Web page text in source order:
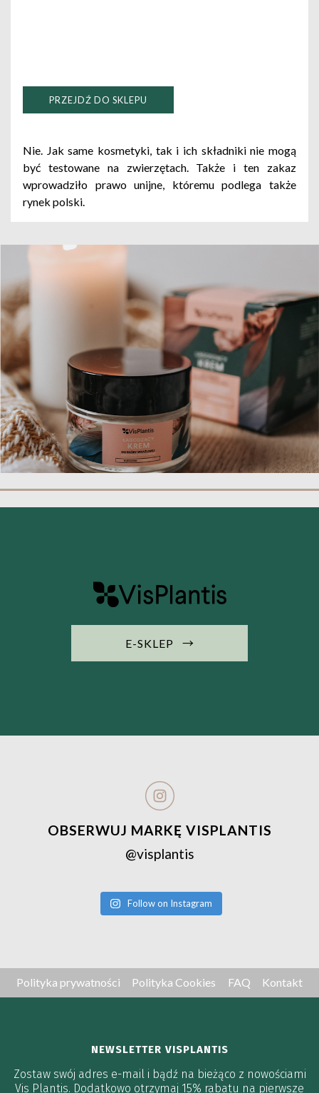
PRZEJDŹ DO SKLEPU
Nie. Jak same kosmetyki, tak i ich składniki nie mogą
być testowane na zwierzętach. Także i ten zakaz
wprowadziło prawo unijne, któremu podlega także
rynek polski.
E-SKLEP →
OBSERWUJ MARKĘ VISPLANTIS
@visplantis
Follow on Instagram
Polityka prywatności Polityka Cookies FAQ Kontakt
NEWSLETTER VISPLANTIS
Zostaw swój adres e-mail i bądź na bieżąco z nowościami
Vis Plantis. Dodatkowo otrzymaj 15% rabatu na pierwsze